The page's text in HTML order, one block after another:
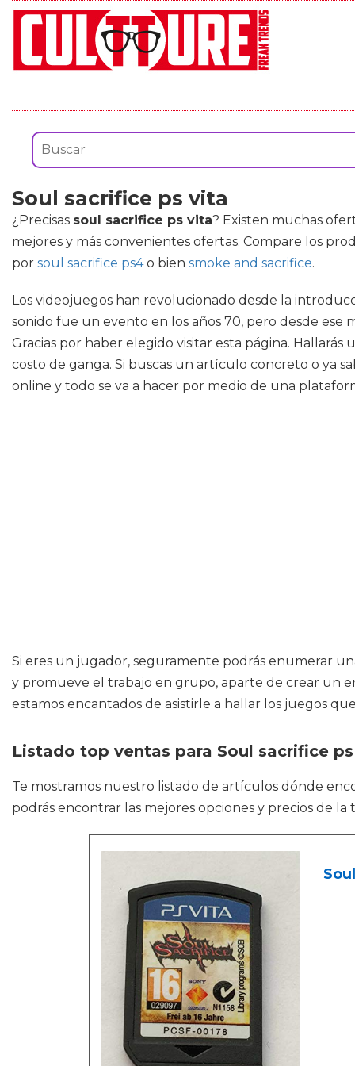
Soul sacrifice ps vita
¿Precisas soul sacrifice ps vita? Existen muchas
mejores y más convenientes ofertas. Compare los
por soul sacrifice ps4o bien smoke and sacrifice.
Los videojuegos han revolucionado desde la
sonido fue un evento en los años 70, pero desde
Gracias por haber elegido visitar esta página.
costo de ganga. Si buscas un artículo concreto o ya
online y todo se va a hacer por medio de una
Si eres un jugador, seguramente podrás enumerar
y promueve el trabajo en grupo, aparte de crear un
estamos encantados de asistirle a hallar los juegos
Listado top ventas para Soul sacrifice
Te mostramos nuestro listado de artículos dónde
podrás encontrar las mejores opciones y precios de